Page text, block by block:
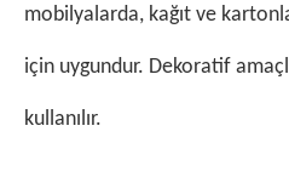
mobilyalarda, kağıt ve
için uygundur. Dekoratif
kullanılır.